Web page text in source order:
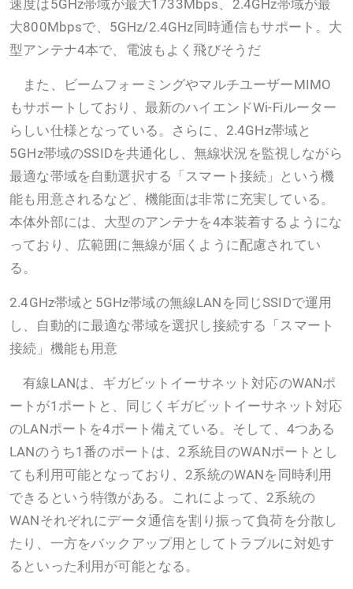
速度は5GHz帯域が最大1733Mbps、2.4GHz帯域が最
大800Mbpsで、5GHz/2.4GHz同時通信もサポート。大
型アンテナ4本で、電波もよく飛びそうだ
また、ビームフォーミングやマルチユーザーMIMO
もサポートしており、最新のハイエンドWi-Fiルーター
らしい仕様となっている。さらに、2.4GHz帯域と
5GHz帯域のSSIDを共通化し、無線状況を監視しながら
最適な帯域を自動選択する「スマート接続」という機
能も用意されるなど、機能面は非常に充実している。
本体外部には、大型のアンテナを4本装着するようにな
っており、広範囲に無線が届くように配慮されてい
る。
2.4GHz帯域と5GHz帯域の無線LANを同じSSIDで運用
し、自動的に最適な帯域を選択し接続する「スマート
接続」機能も用意
有線LANは、ギガビットイーサネット対応のWANポ
ートが1ポートと、同じくギガビットイーサネット対応
のLANポートを4ポート備えている。そして、4つある
LANのうち1番のポートは、2系統目のWANポートとし
ても利用可能となっており、2系統のWANを同時利用
できるという特徴がある。これによって、2系統の
WANそれぞれにデータ通信を割り振って負荷を分散し
たり、一方をバックアップ用としてトラブルに対処す
るといった利用が可能となる。